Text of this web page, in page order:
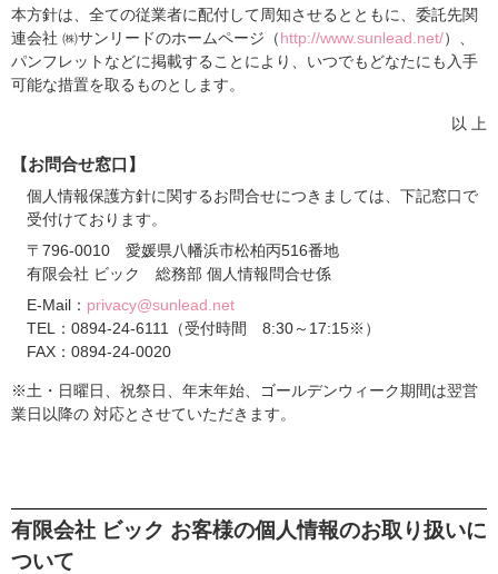
本方針は、全ての従業者に配付して周知させるとともに、委託先関
連会社 ㈱サンリードのホームページ（http://www.sunlead.net/）、
パンフレットなどに掲載することにより、いつでもどなたにも入手
可能な措置を取るものとします。
以 上
【お問合せ窓口】
個人情報保護方針に関するお問合せにつきましては、下記窓口で
受付けております。
〒796-0010 愛媛県八幡浜市松柏丙516番地
有限会社 ビック 総務部 個人情報問合せ係
E-Mail： privacy@sunlead.net
TEL：0894-24-6111（受付時間 8:30～17:15※）
FAX：0894-24-0020
※土・日曜日、祝祭日、年末年始、ゴールデンウィーク期間は翌営
業日以降の 対応とさせていただきます。
有限会社 ビック お客様の個人情報のお取り扱いに
ついて